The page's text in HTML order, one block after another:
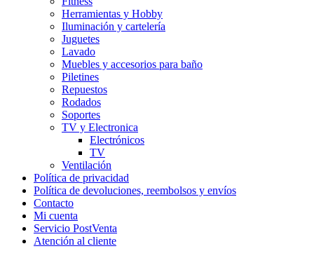
Herramientas y Hobby
Iluminación y cartelería
Juguetes
Lavado
Muebles y accesorios para baño
Piletines
Repuestos
Rodados
Soportes
TV y Electronica
Electrónicos
TV
Ventilación
Política de privacidad
Política de devoluciones, reembolsos y envíos
Contacto
Mi cuenta
Servicio PostVenta
Atención al cliente